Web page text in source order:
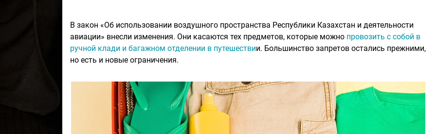
В закон «Об использовании воздушного пространства Республики Казахстан и деятельности
авиации» внесли изменения. Они касаются тех предметов, которые можно провозить с собой в
ручной клади и багажном отделении в путешествии. Большинство запретов остались прежними,
но есть и новые ограничения.